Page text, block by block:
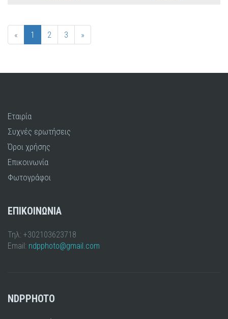
« 1 2 3 »
Εταιρία
Συχνές ερωτήσεις
Όροι χρήσης
Επικοινωνία
Φωτογράφοι
ΕΠΙΚΟΙΝΩΝΙΑ
Τηλ: +302103623718
Email: ndpphoto@gmail.com
NDPPHOTO